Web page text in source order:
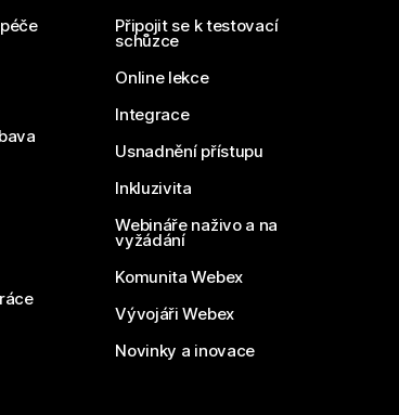
Připojit se k testovací
schůzce
Online lekce
Integrace
Usnadnění přístupu
Inkluzivita
Webináře naživo a na
vyžádání
Komunita Webex
Vývojáři Webex
Novinky a inovace